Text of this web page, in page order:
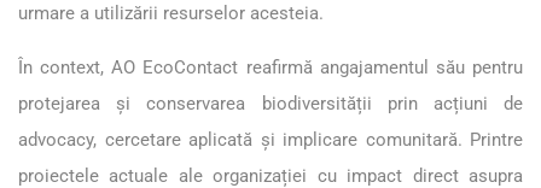
urmare a utilizării resurselor acesteia.
În context, AO EcoContact reafirmă angajamentul său pentru
protejarea și conservarea biodiversității prin acțiuni de
advocacy, cercetare aplicată și implicare comunitară. Printre
proiectele actuale ale organizației cu impact direct asupra